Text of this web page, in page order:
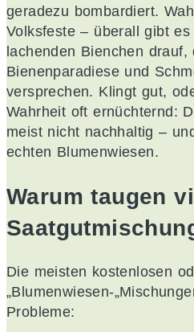
geradezu bombardiert.
Volksfeste – überall gibt
lachenden Bienchen
Bienenparadiese und
versprechen. Klingt gut,
Wahrheit oft ernüchternd:
meist nicht nachhaltig –
echten Blumenwiesen.
Warum taugen
Die meisten kostenlosen
„Blumenwiesen-
Probleme: